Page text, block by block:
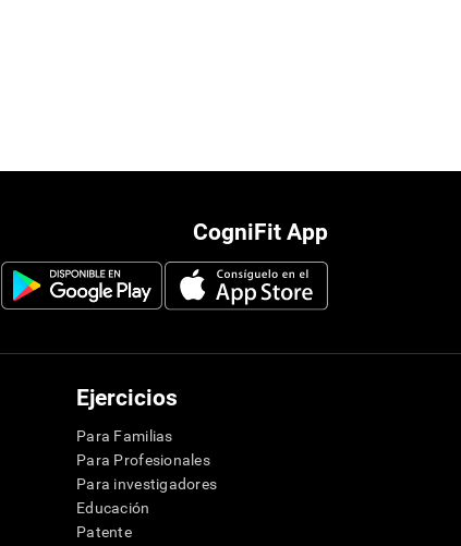
CogniFit App
Ejercicios
Para Familias
Para Profesionales
Para investigadores
Educación
Patente